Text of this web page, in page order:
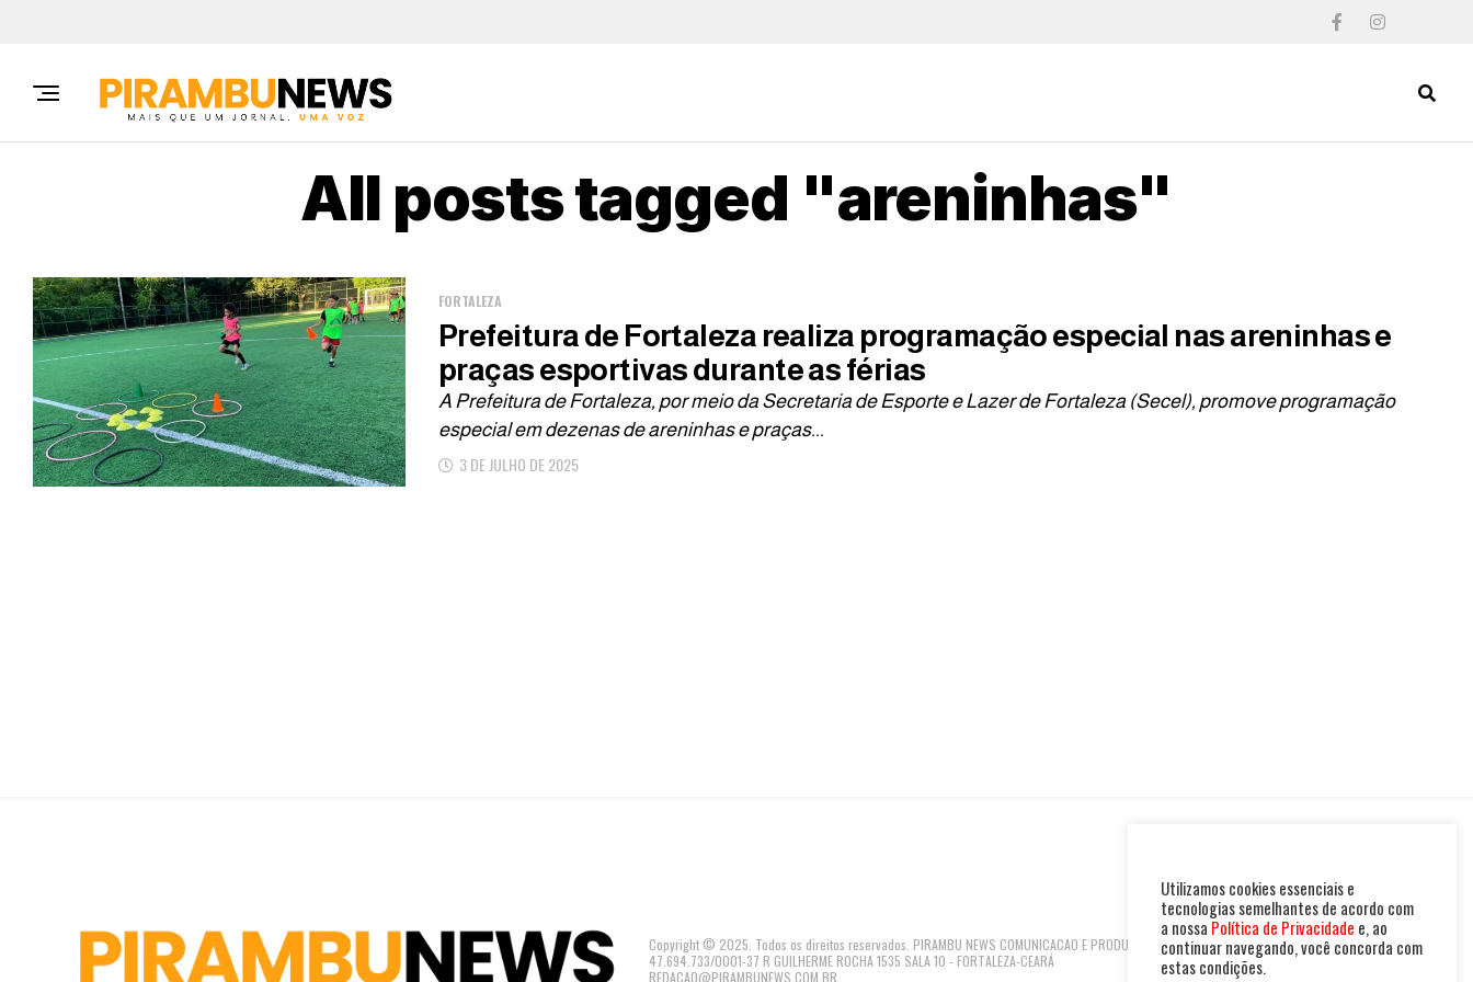
All posts tagged "areninhas"
FORTALEZA
Prefeitura de Fortaleza realiza programação especial nas areninhas e
praças esportivas durante as férias
A Prefeitura de Fortaleza, por meio da Secretaria de Esporte e Lazer de Fortaleza (Secel), promove programação
especial em dezenas de areninhas e praças...
3 DE JULHO DE 2025
Copyright © 2025. Todos os direitos reservados. PIRAMBU NEWS COMUNICACAO E PRODUTOS LTDA | CNPJ:
47.694.733/0001-37 R GUILHERME ROCHA 1535 SALA 10 - FORTALEZA-CEARÁ
REDACAO@PIRAMBUNEWS.COM.BR
Utilizamos cookies essenciais e
tecnologias semelhantes de acordo com
a nossa Política de Privacidade e, ao
continuar navegando, você concorda com
estas condições.